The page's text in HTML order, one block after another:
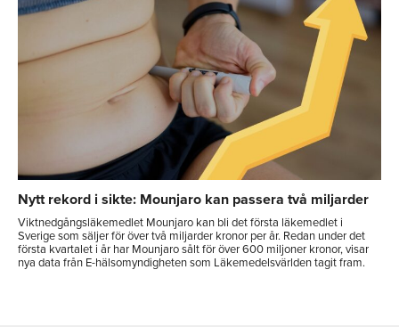
Nytt rekord i sikte: Mounjaro kan passera två miljarder
Viktnedgångsläkemedlet Mounjaro kan bli det första läkemedlet i
Sverige som säljer för över två miljarder kronor per år. Redan under det
första kvartalet i år har Mounjaro sålt för över 600 miljoner kronor, visar
nya data från E-hälsomyndigheten som Läkemedelsvärlden tagit fram.